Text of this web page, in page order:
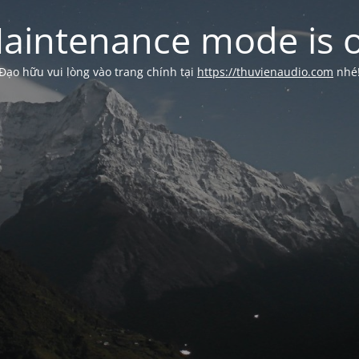
mode is
hữu vui lòng vào trang chính tại https://thuvienaudio.com